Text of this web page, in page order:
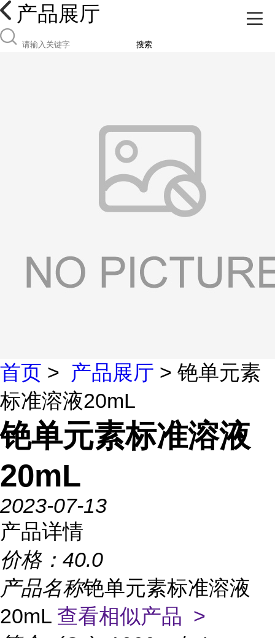
产品展厅
搜索
首页 > 产品展厅 > 铯单元素
标准溶液20mL
铯单元素标准溶液
20mL
2023-07-13
产品详情
价格： 40.0
产品名称铯单元素标准溶液
20mL 查看相似产品 >